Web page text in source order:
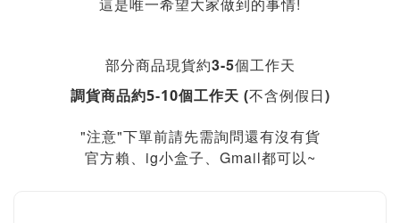
部分商品現貨約3-5個工作天
調貨商品約5-10個工作天 (不含例假日)
"注意"下單前請先需詢問還有沒有貨
官方賴、ig小盒子、Gmail都可以~